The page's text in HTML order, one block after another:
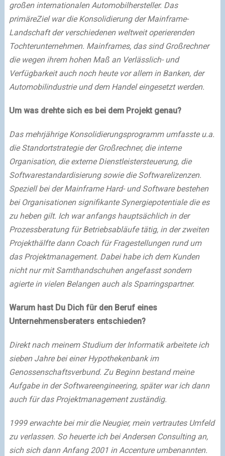
großen internationalen Automobilhersteller. Das
primäreZiel war die Konsolidierung der Mainframe-
Landschaft der verschiedenen weltweit operierenden
Tochterunternehmen. Mainframes, das sind Großrechner
die wegen ihrem hohen Maß an Verlässlich- und
Verfügbarkeit auch noch heute vor allem in Banken, der
Automobilindustrie und dem Handel eingesetzt werden.
Um was drehte sich es bei dem Projekt genau?
Das mehrjährige Konsolidierungsprogramm umfasste u.a.
die Standortstrategie der Großrechner, die interne
Organisation, die externe Dienstleistersteuerung, die
Softwarestandardisierung sowie die Softwarelizenzen.
Speziell bei der Mainframe Hard- und Software bestehen
bei Organisationen signifikante Synergiepotentiale die es
zu heben gilt. Ich war anfangs hauptsächlich in der
Prozessberatung für Betriebsabläufe tätig, in der zweiten
Projekthälfte dann Coach für Fragestellungen rund um
das Projektmanagement. Dabei habe ich dem Kunden
nicht nur mit Samthandschuhen angefasst sondern
agierte in vielen Belangen auch als Sparringspartner.
Warum hast Du Dich für den Beruf eines
Unternehmensberaters entschieden?
Direkt nach meinem Studium der Informatik arbeitete ich
sieben Jahre bei einer Hypothekenbank im
Genossenschaftsverbund. Zu Beginn bestand meine
Aufgabe in der Softwareengineering, später war ich dann
auch für das Projektmanagement zuständig.
1999 erwachte bei mir die Neugier, mein vertrautes Umfeld
zu verlassen. So heuerte ich bei Andersen Consulting an,
sich sich dann Anfang 2001 in Accenture umbenannten.